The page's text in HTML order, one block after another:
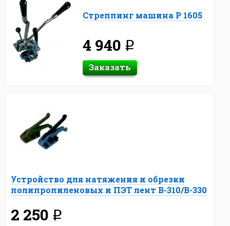
Стреппинг машина P 1605
4 940 q
Заказать
Устройство для натяжения и обрезки
полипропиленовых и ПЭТ лент B-310/B-330
2 250 q